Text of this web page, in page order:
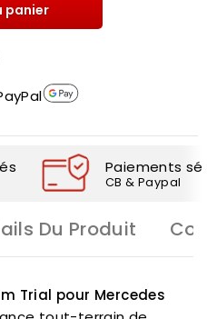
panier
Paiements
CB & Paypal
Du Produit
Trial pour Mercedes